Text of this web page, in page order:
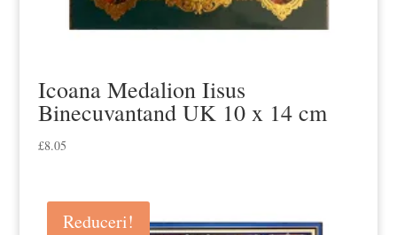
Icoana Medalion Iisus
Binecuvantand UK 10 x 14 cm
£8.05
Reduceri!